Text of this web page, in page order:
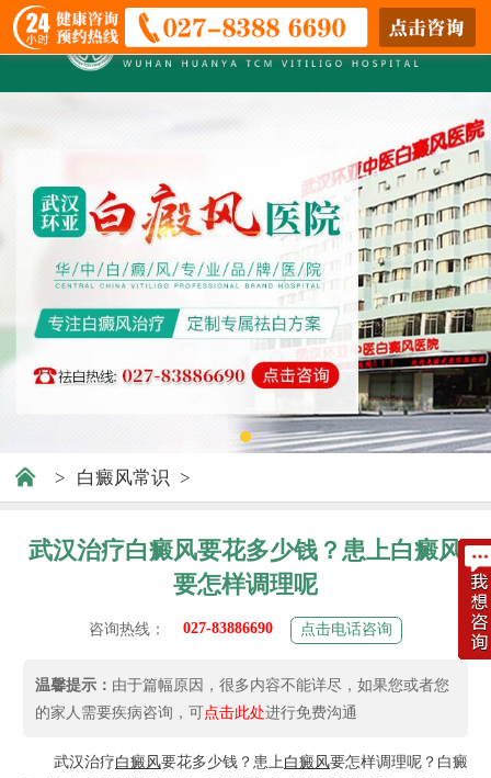
> 白癜风常识 >
武汉治疗白癜风要花多少钱？患上白癜风
要怎样调理呢
咨询热线： 027-83886690 点击电话咨询
温馨提示： 由于篇幅原因，很多内容不能详尽，如果您或者您
的家人需要疾病咨询，可点击此处进行免费沟通
武汉治疗白癜风要花多少钱？患上白癜风要怎样调理呢？白癜